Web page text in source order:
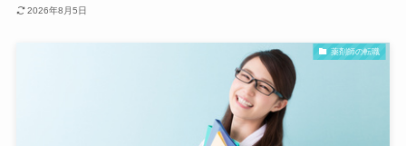
2026年8月5日
薬剤師の転職